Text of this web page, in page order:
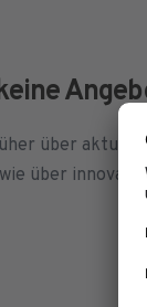
über
über